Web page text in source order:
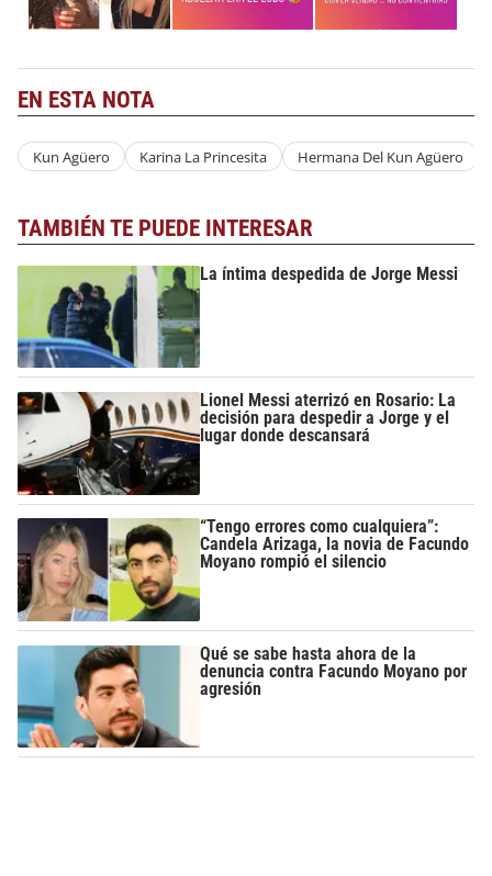
EN ESTA NOTA
Kun Agüero Karina La Princesita Hermana Del Kun Agüero
TAMBIÉN TE PUEDE INTERESAR
La íntima despedida de Jorge Messi
Lionel Messi aterrizó en Rosario: La
decisión para despedir a Jorge y el
lugar donde descansará
“Tengo errores como cualquiera”:
Candela Arizaga, la novia de Facundo
Moyano rompió el silencio
Qué se sabe hasta ahora de la
denuncia contra Facundo Moyano por
agresión